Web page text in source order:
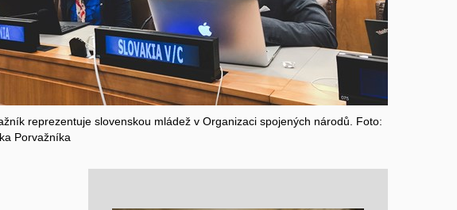
reprezentuje slovenskou mládež v Organizaci spojených národů. Foto:
Porvažníka